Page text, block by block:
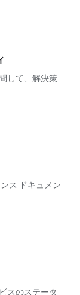
して、解決策
ス ドキュメン
スのステータ